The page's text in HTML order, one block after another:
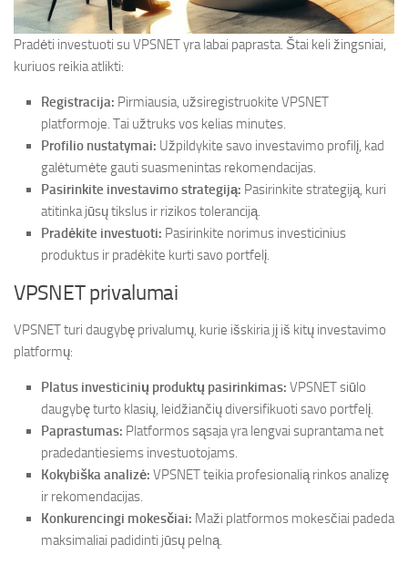
Pradėti investuoti su VPSNET yra labai paprasta. Štai keli žingsniai,
kuriuos reikia atlikti:
Registracija: Pirmiausia, užsiregistruokite VPSNET
platformoje. Tai užtruks vos kelias minutes.
Profilio nustatymai: Užpildykite savo investavimo profilį, kad
galėtumėte gauti suasmenintas rekomendacijas.
Pasirinkite investavimo strategiją: Pasirinkite strategiją, kuri
atitinka jūsų tikslus ir rizikos toleranciją.
Pradėkite investuoti: Pasirinkite norimus investicinius
produktus ir pradėkite kurti savo portfelį.
VPSNET privalumai
VPSNET turi daugybę privalumų, kurie išskiria jį iš kitų investavimo
platformų:
Platus investicinių produktų pasirinkimas: VPSNET siūlo
daugybę turto klasių, leidžiančių diversifikuoti savo portfelį.
Paprastumas: Platformos sąsaja yra lengvai suprantama net
pradedantiesiems investuotojams.
Kokybiška analizė: VPSNET teikia profesionalią rinkos analizę
ir rekomendacijas.
Konkurencingi mokesčiai: Maži platformos mokesčiai padeda
maksimaliai padidinti jūsų pelną.